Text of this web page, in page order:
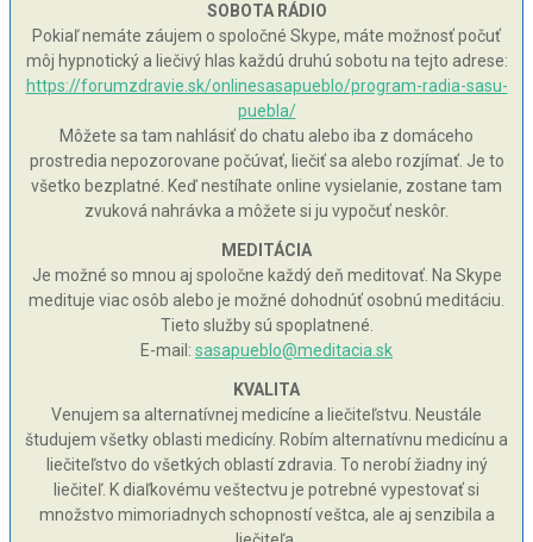
SOBOTA RÁDIO
Pokiaľ nemáte záujem o spoločné Skype, máte možnosť počuť
môj hypnotický a liečivý hlas každú druhú sobotu na tejto adrese:
https://forumzdravie.sk/onlinesasapueblo/program-radia-sasu-
puebla/
Môžete sa tam nahlásiť do chatu alebo iba z domáceho
prostredia nepozorovane počúvať, liečiť sa alebo rozjímať. Je to
všetko bezplatné. Keď nestíhate online vysielanie, zostane tam
zvuková nahrávka a môžete si ju vypočuť neskôr.
MEDITÁCIA
Je možné so mnou aj spoločne každý deň meditovať. Na Skype
medituje viac osôb alebo je možné dohodnúť osobnú meditáciu.
Tieto služby sú spoplatnené.
E-mail: sasapueblo@meditacia.sk
KVALITA
Venujem sa alternatívnej medicíne a liečiteľstvu. Neustále
študujem všetky oblasti medicíny. Robím alternatívnu medicínu a
liečiteľstvo do všetkých oblastí zdravia. To nerobí žiadny iný
liečiteľ. K diaľkovému veštectvu je potrebné vypestovať si
množstvo mimoriadnych schopností veštca, ale aj senzibila a